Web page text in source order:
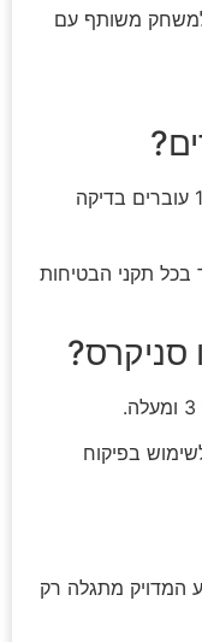
משותף עם
כל המוצרים שלנו לילדים מתחת לגיל 14 עוברים בדיקה
בכל תקני הבטיחות
סניקרס?
בפיקוח
המדויק מתגלה רק